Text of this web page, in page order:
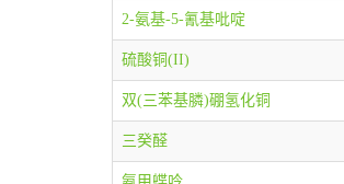
2-氨基-5-氰基吡啶
硫酸铜(II)
双(三苯基膦)硼氢化铜
三癸醛